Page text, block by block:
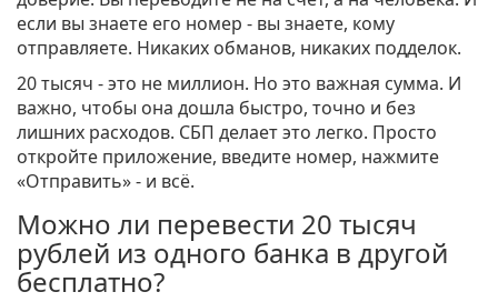
если вы знаете его номер - вы знаете, кому
отправляете. Никаких обманов, никаких подделок.
20 тысяч - это не миллион. Но это важная сумма. И
важно, чтобы она дошла быстро, точно и без
лишних расходов. СБП делает это легко. Просто
откройте приложение, введите номер, нажмите
«Отправить» - и всё.
Можно ли перевести 20 тысяч
рублей из одного банка в другой
бесплатно?